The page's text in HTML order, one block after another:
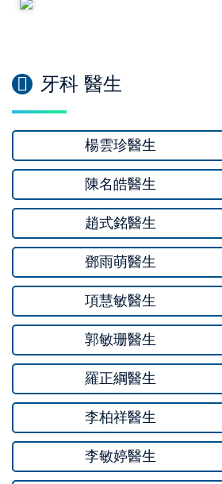
牙科 醫生
楊雲珍醫生
陳名皓醫生
趙式銘醫生
鄧雨萌醫生
項慧敏醫生
郭敏珊醫生
羅正綱醫生
李柏祥醫生
李敏婷醫生